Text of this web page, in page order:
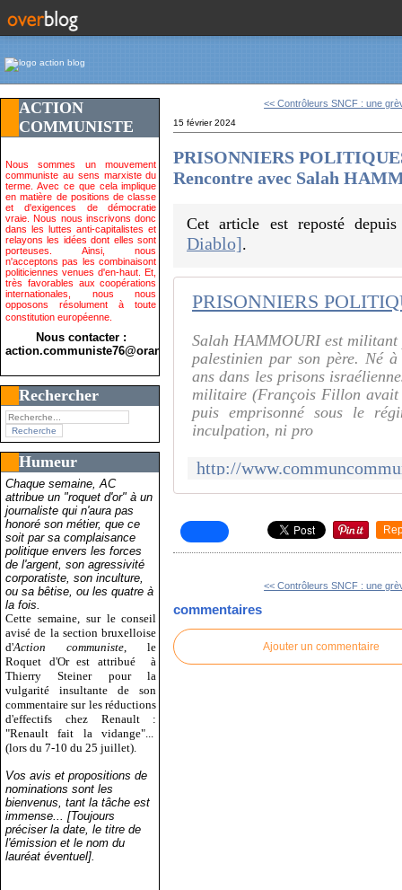
ACTION
COMMUNISTE
Nous sommes un mouvement
communiste au sens marxiste du
terme. Avec ce que cela implique
en matière de positions de classe
et d'exigences de démocratie
vraie. Nous nous inscrivons donc
dans les luttes anti-capitalistes et
relayons les idées dont elles sont
porteuses. Ainsi, nous
n'acceptons pas les combinaisont
politiciennes venues d'en-haut. Et,
très favorables aux coopérations
internationales, nous nous
opposons résolument à toute
constitution européenne.
Nous contacter :
action.communiste76@orange.fr>
Rechercher
Humeur
Chaque semaine, AC
attribue un "roquet d'or" à un
journaliste qui n'aura pas
honoré son métier, que ce
soit par sa complaisance
politique envers les forces
de l'argent, son agressivité
corporatiste, son inculture,
ou sa bêtise, ou les quatre à
la fois.
Cette semaine, sur le conseil
avisé de la section bruxelloise
d'Action communiste , le
Roquet d'Or est attribué
à
Thierry Steiner pour la
vulgarité insultante de son
commentaire sur les réductions
d'effectifs chez Renault :
"Renault fait la vidange"...
(lors du 7-10 du 25 juillet).
Vos avis et propositions de
nominations sont les
bienvenus, tant la tâche est
immense... [Toujours
préciser la date, le titre de
l'émission et le nom du
lauréat éventuel].
<< Contrôleurs SNCF : une
15 février 2024
PRISONNIERS
Rencontre avec Salah
Cet article est reposté
Diablo].
Salah HAMMOURI est
palestinien par son père. Né
ans dans les prisons
militaire (François Fillon avait
puis emprisonné sous le
inculpation, ni pro
<< Contrôleurs SNCF : une
commentaires
Ajouter un commentaire